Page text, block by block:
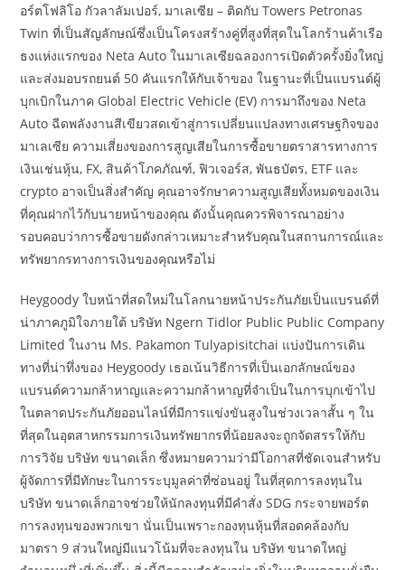
อร์ตโฟลิโอ กัวลาลัมเปอร์, มาเลเซีย – ติดกับ Towers Petronas
Twin ที่เป็นสัญลักษณ์ซึ่งเป็นโครงสร้างคู่ที่สูงที่สุดในโลกร้านค้าเรือ
ธงแห่งแรกของ Neta Auto ในมาเลเซียฉลองการเปิดตัวครั้งยิ่งใหญ่
และส่งมอบรถยนต์ 50 คันแรกให้กับเจ้าของ ในฐานะที่เป็นแบรนด์ผู้
บุกเบิกในภาค Global Electric Vehicle (EV) การมาถึงของ Neta
Auto ฉีดพลังงานสีเขียวสดเข้าสู่การเปลี่ยนแปลงทางเศรษฐกิจของ
มาเลเซีย ความเสี่ยงของการสูญเสียในการซื้อขายตราสารทางการ
เงินเช่นหุ้น, FX, สินค้าโภคภัณฑ์, ฟิวเจอร์ส, พันธบัตร, ETF และ
crypto อาจเป็นสิ่งสำคัญ คุณอาจรักษาความสูญเสียทั้งหมดของเงิน
ที่คุณฝากไว้กับนายหน้าของคุณ ดังนั้นคุณควรพิจารณาอย่าง
รอบคอบว่าการซื้อขายดังกล่าวเหมาะสำหรับคุณในสถานการณ์และ
ทรัพยากรทางการเงินของคุณหรือไม่
Heygoody ใบหน้าที่สดใหม่ในโลกนายหน้าประกันภัยเป็นแบรนด์ที่
น่าภาคภูมิใจภายใต้ บริษัท Ngern Tidlor Public Public Company
Limited ในงาน Ms. Pakamon Tulyapisitchai แบ่งปันการเดิน
ทางที่น่าทึ่งของ Heygoody เธอเน้นวิธีการที่เป็นเอกลักษณ์ของ
แบรนด์ความกล้าหาญและความกล้าหาญที่จำเป็นในการบุกเข้าไป
ในตลาดประกันภัยออนไลน์ที่มีการแข่งขันสูงในช่วงเวลาสั้น ๆ ใน
ที่สุดในอุตสาหกรรมการเงินทรัพยากรที่น้อยลงจะถูกจัดสรรให้กับ
การวิจัย บริษัท ขนาดเล็ก ซึ่งหมายความว่ามีโอกาสที่ชัดเจนสำหรับ
ผู้จัดการที่มีทักษะในการระบุมูลค่าที่ซ่อนอยู่ ในที่สุดการลงทุนใน
บริษัท ขนาดเล็กอาจช่วยให้นักลงทุนที่มีคำสั่ง SDG กระจายพอร์ต
การลงทุนของพวกเขา นั่นเป็นเพราะกองทุนหุ้นที่สอดคล้องกับ
มาตรา 9 ส่วนใหญ่มีแนวโน้มที่จะลงทุนใน บริษัท ขนาดใหญ่